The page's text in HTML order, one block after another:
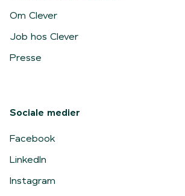
Om Clever
Job hos Clever
Presse
Sociale medier
Facebook
LinkedIn
Instagram